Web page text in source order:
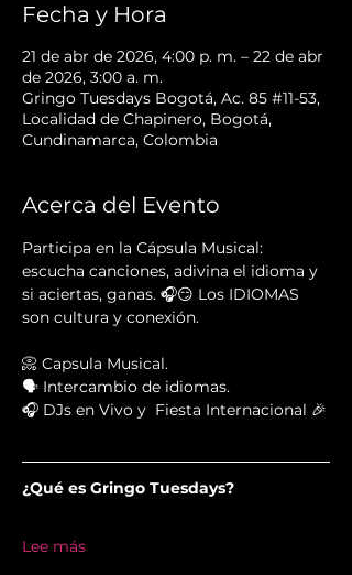
Fecha y Hora
21 de abr de 2026, 4:00 p. m. – 22 de abr
de 2026, 3:00 a. m.
Gringo Tuesdays Bogotá, Ac. 85 #11-53,
Localidad de Chapinero, Bogotá,
Cundinamarca, Colombia
Acerca del Evento
Participa en la Cápsula Musical:
escucha canciones, adivina el idioma y
si aciertas, ganas. 🎧😏 Los IDIOMAS
son cultura y conexión.
📀 Capsula Musical.
🗣 Intercambio de idiomas.
🎧 DJs en Vivo y  Fiesta Internacional 🎉
¿Qué es Gringo Tuesdays?
Lee más